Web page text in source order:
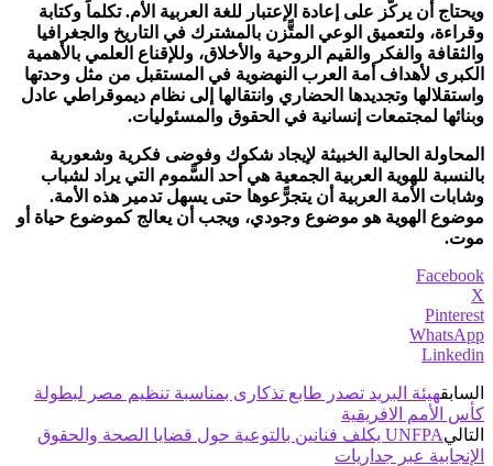
ويحتاج أن يركًّز على إعادة الإعتبار للغة العربية الأم. تكلماً وكتابة
وقراءة، ولتعميق الوعي المتًّزن بالمشترك في التاريخ والجغرافيا
والثقافة والفكر والقيم الروحية والأخلاق، وللإقناع العلمي بالأهمية
الكبرى لأهداف أمة العرب النهضوية في المستقبل من مثل وحدتها
واستقلالها وتجديدها الحضاري وانتقالها إلى نظام ديموقراطي عادل
وبنائها لمجتمعات إنسانية في الحقوق والمسئوليات.
المحاولة الحالية الخبيثة لإيجاد شكوك وفوضى فكرية وشعورية
بالنسبة للهوية العربية الجمعية هي أحد السًّموم التي يراد لشباب
وشابات الأمة العربية أن يتجرًّعوها حتى يسهل تدمير هذه الأمة.
موضوع الهوية هو موضوع وجودي، ويجب أن يعالج كموضوع حياة أو
موت.
Facebook
X
Pinterest
WhatsApp
Linkedin
السابقهيئة البريد تصدر طابع تذكارى بمناسبة تنظيم مصر لبطولة
كأس الأمم الافريقية
التالي
UNFPA يكلف فنانين بالتوعية حول قضايا الصحة والحقوق
الإنجابية عبر جداريات